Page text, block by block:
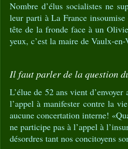
Nombre d’élus socialistes ne
leur parti à La France
tête de la fronde face à un
yeux, c’est la maire de Vaulx-
Il faut parler de la question
L’élue de 52 ans vient
l’appel à manifester contre la
aucune concertation interne!
ne participe pas à l’appel à
désordres tant nos concitoyens